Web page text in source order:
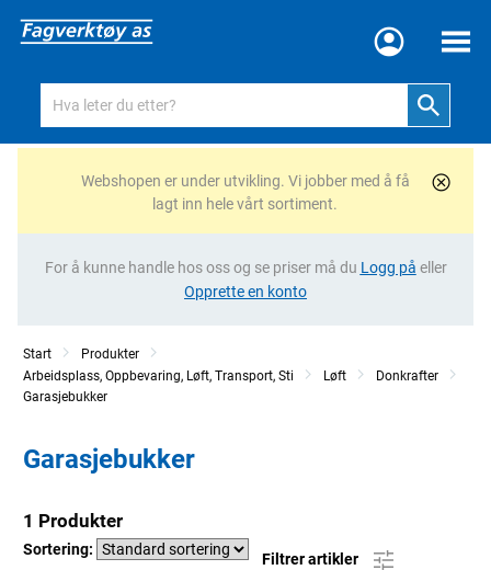
Meny
Webshopen er under utvikling. Vi jobber med å få
lagt inn hele vårt sortiment.
For å kunne handle hos oss og se priser må du Logg på eller
Opprette en konto
Start
Produkter
Arbeidsplass, Oppbevaring, Løft, Transport, Sti
Løft
Donkrafter
Garasjebukker
Garasjebukker
1 Produkter
Sortering:
Filtrer artikler